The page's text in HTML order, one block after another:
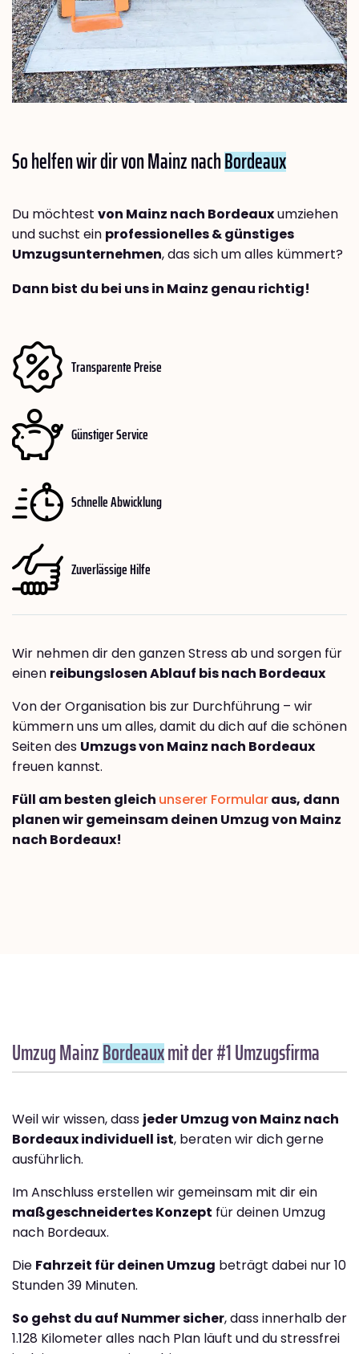
So helfen wir dir von Mainz nachBordeaux
Du möchtest von Mainz nach Bordeauxumziehen
und suchst ein professionelles & günstiges
Umzugsunternehmen, das sich um alles kümmert?
Dann bist du bei uns in Mainz genau richtig!
Transparente Preise
Günstiger Service
Schnelle Abwicklung
Zuverlässige Hilfe
Wir nehmen dir den ganzen Stress ab und sorgen für
einen reibungslosen Ablauf bis nach Bordeaux
Von der Organisation bis zur Durchführung – wir
kümmern uns um alles, damit du dich auf die schönen
Seiten des Umzugs von Mainz nach Bordeaux
freuen kannst.
Füll am besten gleich unserer Formularaus, dann
planen wir gemeinsam deinen Umzug von Mainz
nach Bordeaux!
Umzug MainzBordeauxmit der #1 Umzugsfirma
Weil wir wissen, dass jeder Umzug von Mainz nach
Bordeaux individuell ist, beraten wir dich gerne
ausführlich.
Im Anschluss erstellen wir gemeinsam mit dir ein
maßgeschneidertes Konzept für deinen Umzug
nach Bordeaux.
Die Fahrzeit für deinen Umzug beträgt dabei nur 10
Stunden 39 Minuten.
So gehst du auf Nummer sicher, dass innerhalb der
1.128 Kilometer alles nach Plan läuft und du stressfrei